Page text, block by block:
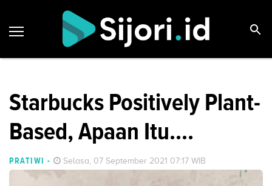
Starbucks Positively Plant-
Based, Apaan Itu....
PRATIWI - Selasa, 07 September 2021 07:17 WIB